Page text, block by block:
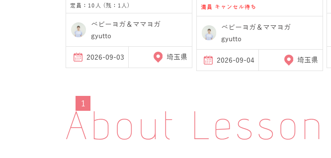
定員：10人 (残：1人)
ベビーヨガ＆ママヨガ
gyutto
2026-09-03 埼玉県
満員 キャンセル待ち
ベビーヨガ＆ママヨガ
gyutto
2026-09-04 埼玉県
1
About Lesson